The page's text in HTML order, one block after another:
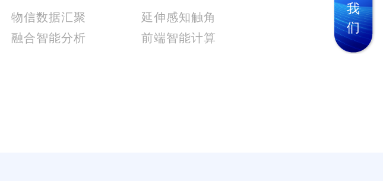
我
们
物信数据汇聚
融合智能分析
延伸感知触角
前端智能计算